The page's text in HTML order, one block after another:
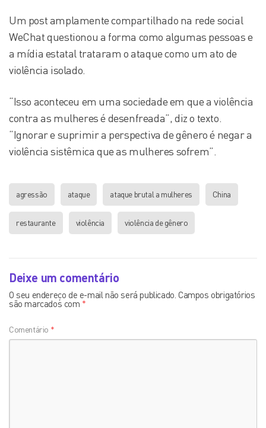
Um post amplamente compartilhado na rede social
WeChat questionou a forma como algumas pessoas e
a mídia estatal trataram o ataque como um ato de
violência isolado.
“Isso aconteceu em uma sociedade em que a violência
contra as mulheres é desenfreada”, diz o texto.
“Ignorar e suprimir a perspectiva de gênero é negar a
violência sistêmica que as mulheres sofrem”.
agressão ataque ataque brutal a mulheres China
restaurante violência violência de gênero
Deixe um comentário
O seu endereço de e-mail não será publicado. Campos obrigatórios
são marcados com *
Comentário *